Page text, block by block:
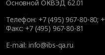
Основной ОКВЭД 62.01
Телефон: +7 (495) 967-80-80;
Факс: +7 (495) 967-80-81
E-mail: info@ibs-qa.ru